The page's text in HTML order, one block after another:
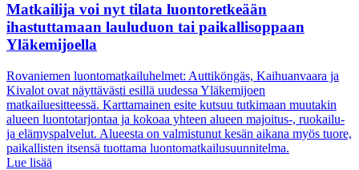
Matkailija voi nyt tilata luontoretkeään
ihastuttamaan lauluduon tai paikallisoppaan
Yläkemijoella
Rovaniemen luontomatkailuhelmet: Auttiköngäs, Kaihuanvaara ja
Kivalot ovat näyttävästi esillä uudessa Yläkemijoen
matkailuesitteessä. Karttamainen esite kutsuu tutkimaan muutakin
alueen luontotarjontaa ja kokoaa yhteen alueen majoitus-, ruokailu-
ja elämyspalvelut. Alueesta on valmistunut kesän aikana myös tuore,
paikallisten itsensä tuottama luontomatkailusuunnitelma.
Lue lisää